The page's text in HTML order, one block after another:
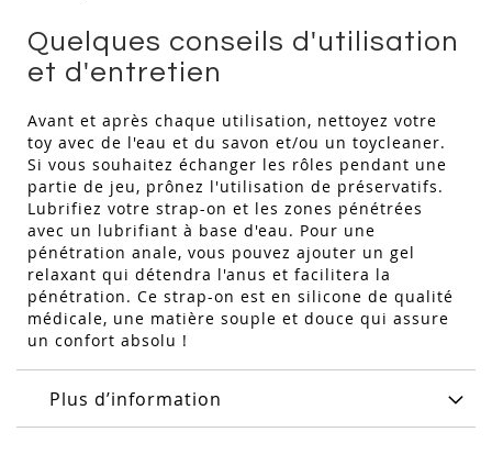
Quelques conseils d'utilisation
et d'entretien
Avant et après chaque utilisation, nettoyez votre
toy avec de l'eau et du savon et/ou un toycleaner.
Si vous souhaitez échanger les rôles pendant une
partie de jeu, prônez l'utilisation de préservatifs.
Lubrifiez votre strap-on et les zones pénétrées
avec un lubrifiant à base d'eau. Pour une
pénétration anale, vous pouvez ajouter un gel
relaxant qui détendra l'anus et facilitera la
pénétration. Ce strap-on est en silicone de qualité
médicale, une matière souple et douce qui assure
un confort absolu !
Plus d’information